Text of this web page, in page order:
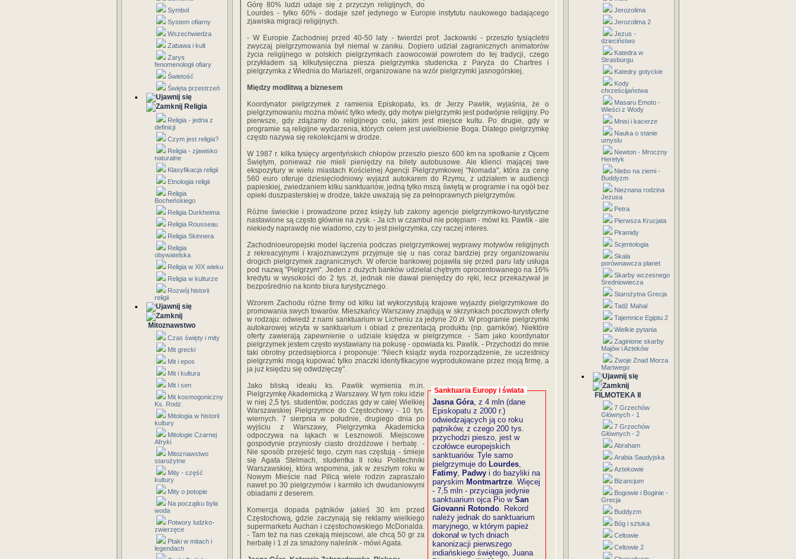
Symbol
System ofiarny
Wszechwiedza
Zabawa i kult
Zarys
fenomenologii ofiary
Świetość
Święta przestrzeń
Religia
Religia - jedna z
definicji
Czym jest religia?
Religia - zjawisko
naturalne
Klasyfikacja religii
Etnologia religii
Religia
Bocheńskiego
Religia Durkheima
Religia Rousseau
Religia Skinnera
Religia
obywatelska
Religia w XIX wieku
Religia w kulturze
Rozwój historii
religii
Mitoznawstwo
Czas święty i mity
Mit grecki
Mit i epos
Mit i kultura
Mit i sen
Mit kosmogoniczny
Ks. Rodz.
Mitologia w historii
kultury
Mitologie Czarnej
Afryki
Mitoznawstwo
starożytne
Mity - część
kultury
Mity o potopie
Na początku była
woda
Potwory ludzko-
zwierzęce
Ptaki w mitach i
legendach
Górę 80% ludzi udaje się z przyczyn religijnych, do
Lourdes - tylko 60% - dodaje szef jedynego w Europie instytutu naukowego badającego
zjawiska migracji religijnych.
- W Europie Zachodniej przed 40-50 laty - twierdzi prof. Jackowski - przeszło tysiącletni
zwyczaj pielgrzymowania był niemal w zaniku. Dopiero udział zagranicznych animatorów
życia religijnego w polskich pielgrzymkach zaowocował powrotem do tej tradycji, czego
przykładem są kilkutysięczna piesza pielgrzymka studencka z Paryża do Chartres i
pielgrzymka z Wiednia do Mariazell, organizowane na wzór pielgrzymki jasnogórskiej.
Między modlitwą a biznesem
Koordynator pielgrzymek z ramienia Episkopatu, ks. dr Jerzy Pawlik, wyjaśnia, że o
pielgrzymowaniu można mówić tylko wtedy, gdy motyw pielgrzymki jest podwójnie religijny. Po
pierwsze, gdy zdążamy do religijnego celu, jakim jest miejsce kultu. Po drugie, gdy w
programie są religijne wydarzenia, których celem jest uwielbienie Boga. Dlatego pielgrzymkę
często nazywa się rekolekcjami w drodze.
W 1987 r. kilka tysięcy argentyńskich chłopów przeszło pieszo 600 km na spotkanie z Ojcem
Świętym, ponieważ nie mieli pieniędzy na bilety autobusowe. Ale klienci mającej swe
ekspozytury w wielu miastach Kościelnej Agencji Pielgrzymkowej "Nomada", która za cenę
560 euro oferuje dziesięciodniowy wyjazd autokarem do Rzymu, z udziałem w audiencji
papieskiej, zwiedzaniem kilku sanktuariów, jedną tylko mszą świętą w programie i na ogół bez
opieki duszpasterskiej w drodze, także uważają się za pełnoprawnych pielgrzymów.
Różne świeckie i prowadzone przez księży lub zakony agencje pielgrzymkowo-turystyczne
nastawione są często głównie na zysk. - Ja ich w czambuł nie potępiam - mówi ks. Pawlik - ale
niekiedy naprawdę nie wiadomo, czy to jest pielgrzymka, czy raczej interes.
Zachodnioeuropejski model łączenia podczas pielgrzymkowej wyprawy motywów religijnych
z rekreacyjnymi i krajoznawczymi przyjmuje się u nas coraz bardziej przy organizowaniu
drogich pielgrzymek zagranicznych. W ofercie bankowej pojawiła się przed paru laty usługa
pod nazwą "Pielgrzym". Jeden z dużych banków udzielał chętnym oprocentowanego na 16%
kredytu w wysokości do 2 tys. zł, jednak nie dawał pieniędzy do ręki, lecz przekazywał je
bezpośrednio na konto biura turystycznego.
Wzorem Zachodu różne firmy od kilku lat wykorzystują krajowe wyjazdy pielgrzymkowe do
promowania swych towarów. Mieszkańcy Warszawy znajdują w skrzynkach pocztowych oferty
w rodzaju: odwiedź z nami sanktuarium w Licheniu za jedyne 20 zł. W programie pielgrzymki
autokarowej wizyta w sanktuarium i obiad z prezentacją produktu (np. garnków). Niektóre
oferty zawierają zapewnienie o udziale księdza w pielgrzymce. - Sam jako koordynator
pielgrzymek jestem często wystawiany na pokusę - opowiada ks. Pawlik. - Przychodzi do mnie
taki obrotny przedsiębiorca i proponuje: "Niech ksiądz wyda rozporządzenie, że uczestnicy
pielgrzymki mogą kupować tylko znaczki identyfikacyjne wyprodukowane przez moją firmę, a
ja już księdzu się odwdzięczę".
Sanktuaria Europy i świata
Jasna Góra, z 4 mln (dane
Episkopatu z 2000 r.)
odwiedzających ją co roku
pątników, z czego 200 tys.
przychodzi pieszo, jest w
czołówce europejskich
sanktuariów. Tyle samo
pielgrzymuje do Lourdes,
Fatimy, Padwy i do bazyliki na
paryskim Montmartrze. Więcej
- 7,5 mln - przyciąga jedynie
sanktuarium ojca Pio w San
Giovanni Rotondo. Rekord
należy jednak do sanktuarium
maryjnego, w którym papież
dokonał w tych dniach
kanonizacji pierwszego
indiańskiego świętego, Juana
Jako bliską ideału ks. Pawlik wymienia m.in.
Pielgrzymkę Akademicką z Warszawy. W tym roku idzie
w niej 2,5 tys. studentów, podczas gdy w całej Wielkiej
Warszawskiej Pielgrzymce do Częstochowy - 10 tys.
wiernych. 7 sierpnia w południe, drugiego dnia po
wyjściu z Warszawy, Pielgrzymka Akademicka
odpoczywa na łąkach w Lesznowoli. Miejscowe
gospodynie przyniosły ciasto drożdżowe i herbatę. -
Nie sposób przejeść tego, czym nas częstują - śmieje
się Agata Stelmach, studentka II roku Politechniki
Warszawskiej, która wspomina, jak w zeszłym roku w
Nowym Mieście nad Pilicą wiele rodzin zapraszało
nawet po 30 pielgrzymów i karmiło ich dwudaniowymi
obiadami z deserem.
Komercja dopada pątników jakieś 30 km przed
Częstochową, gdzie zaczynają się reklamy wielkiego
supermarketu Auchan i częstochowskiego McDonalda.
- Tam też na nas czekają miejscowi, ale chcą 50 gr za
herbatę i 1 zł za smażony naleśnik - mówi Agata.
Jerozolima
Jerozolima 2
Jezus -
dzieciństwo
Katedra w
Strasburgu
Katedry gotyckie
Kody
chrześcijaństwa
Masaru Emoto -
Wieści z Wody
Mnisi i kacerze
Nauka o stanie
umyslu
Newton - Mroczny
Heretyk
Niebo na ziemi -
Buddyzm
Nieznana rodzina
Jezusa
Petra
Pierwsza Krucjata
Piramidy
Scjentologia
Skala
porównawcza planet
Skarby wczesnego
Średniowiecza
Starożytna Grecja
Tadź Mahal
Tajemnice Egiptu 2
Wielkie pytania
Zaginione skarby
Majów i Azteków
Zwoje Znad Morza
Martwego
FILMOTEKA II
7 Grzechów
Głównych - 1
7 Grzechów
Głównych - 2
Abraham
Arabia Saudyjska
Aztekowie
Bizancjum
Bogowie i Boginie -
Grecja
Buddyzm
Bóg i sztuka
Celtowie
Celtowie 2